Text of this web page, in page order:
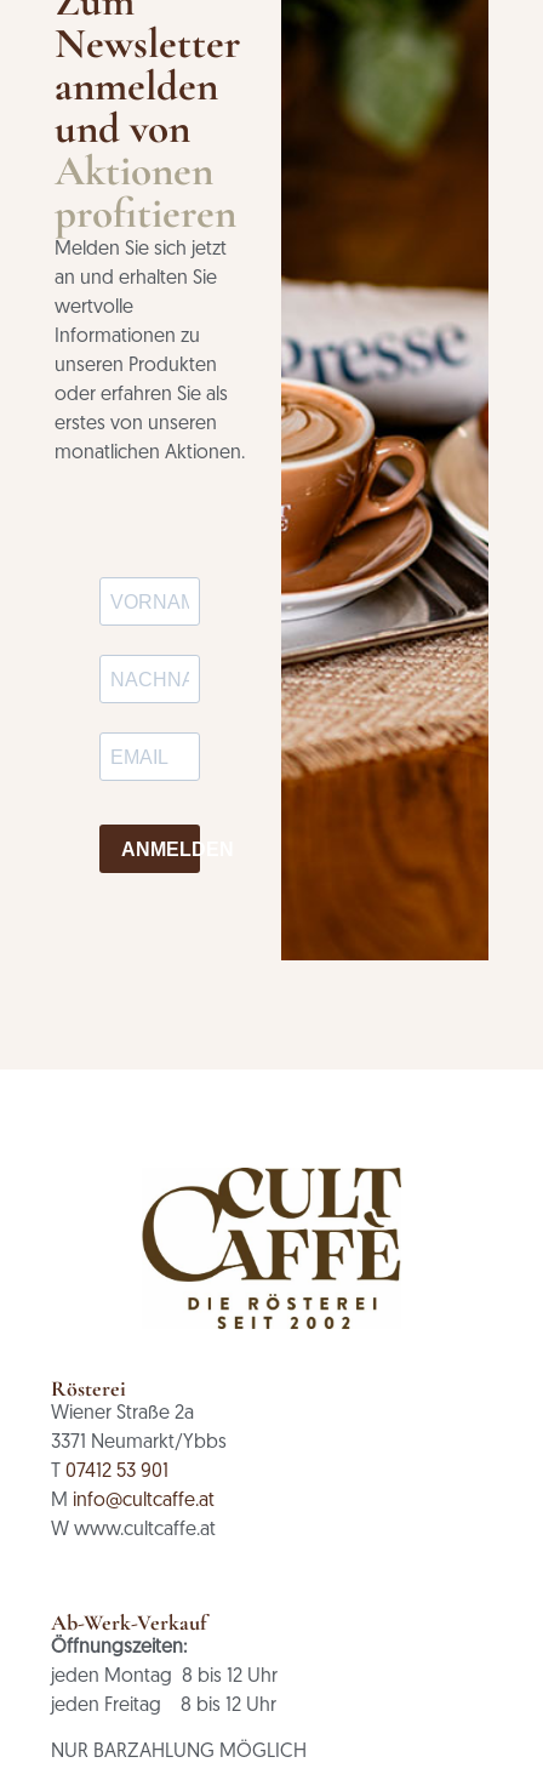
Newsletter
anmelden
und von
Aktionen
profitieren
Melden Sie sich jetzt
an und erhalten Sie
wertvolle
Informationen zu
unseren Produkten
oder erfahren Sie als
erstes von unseren
monatlichen Aktionen.
ANMELDEN
Rösterei
Wiener Straße 2a
3371 Neumarkt/Ybbs
T07412 53 901
M info@cultcaffe.at
W www.cultcaffe.at
Ab-Werk-Verkauf
Öffnungszeiten:
jeden Montag 8 bis 12 Uhr
jeden Freitag 8 bis 12 Uhr
NUR BARZAHLUNG MÖGLICH